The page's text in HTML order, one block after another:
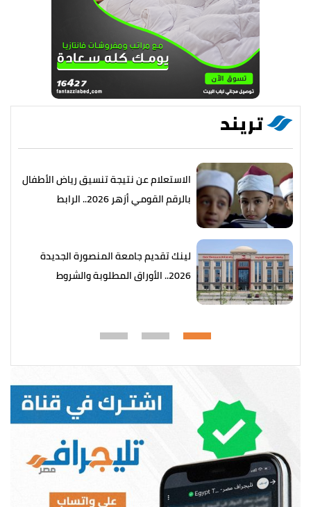
تريند
الاستعلام عن نتيجة تنسيق رياض الأطفال
بالرقم القومي أزهر 2026.. الرابط
لينك تقديم جامعة المنصورة الجديدة
2026.. الأوراق المطلوبة والشروط